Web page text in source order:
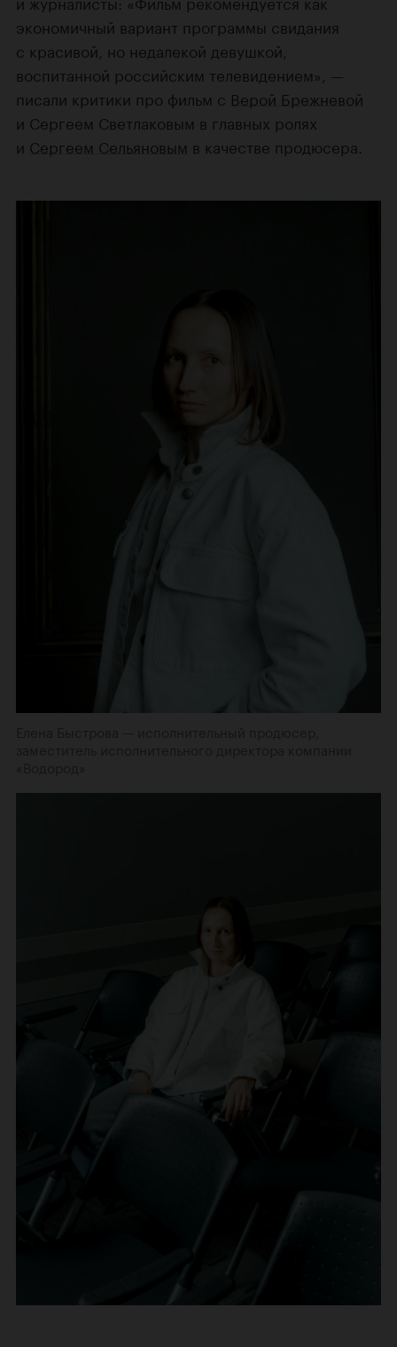
экономичный вариант программы свидания
с красивой, но недалекой девушкой,
воспитанной российским телевидением», —
писали критики про фильм с Верой Брежневой
и Сергеем Светлаковым в главных ролях
и Сергеем Сельяновым в качестве продюсера.